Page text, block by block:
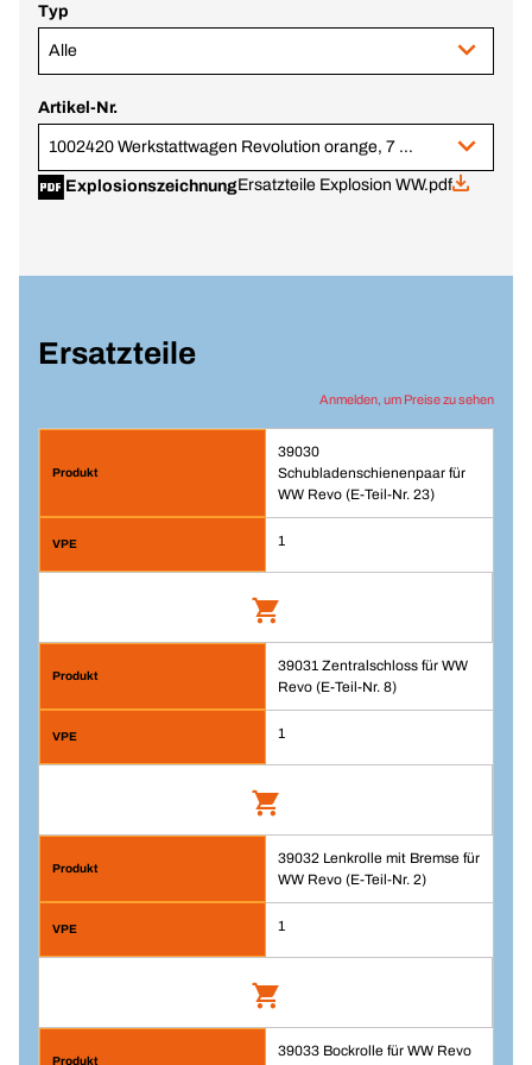
Typ
Alle
Artikel-Nr.
1002420 Werkstattwagen Revolution orange, 7 Schubladen
ExplosionszeichnungErsatzteile Explosion WW.pdf
Ersatzteile
Anmelden, um Preise zu sehen
39030
Schubladenschienenpaar für
WW Revo (E-Teil-Nr. 23)
1
Schubladenschienenpaar für WW Revo
(E-Teil-Nr. 23)
Artikelnummer: 39030
VPE/PAA
In den Warenkorb
39031 Zentralschloss für WW
Revo (E-Teil-Nr. 8)
1
Zentralschloss für WW Revo (E-Teil-Nr. 8)
Artikelnummer: 39031
VPE/ST
39032 Lenkrolle mit Bremse für
WW Revo (E-Teil-Nr. 2)
1
39033 Bockrolle für WW Revo